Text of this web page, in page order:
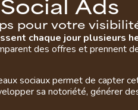
ps pour votre visibilit
chaque jour plusieurs
des offres et prennent
sociaux permet de capter
sa notoriété, générer